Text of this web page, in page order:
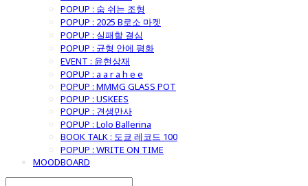
POPUP : 숨 쉬는 조형
POPUP : 2025 B로소 마켓
POPUP : 실패할 결심
POPUP : 균형 안에 평화
EVENT : 윤현상재
POPUP : a a r a h e e
POPUP : MMMG GLASS POT
POPUP : USKEES
POPUP : 견생만사
POPUP : Lolo Ballerina
BOOK TALK : 도쿄 레코드 100
POPUP : WRITE ON TIME
MOODBOARD